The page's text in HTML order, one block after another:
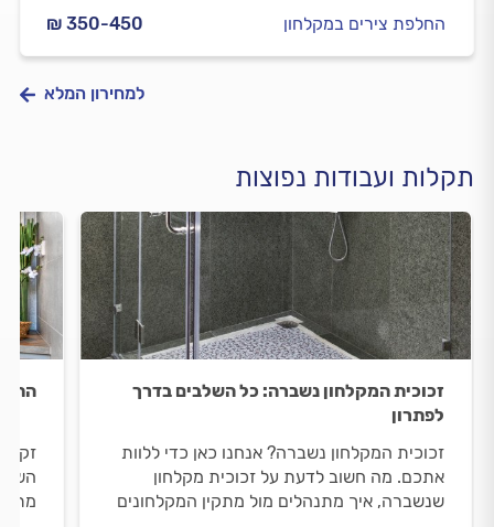
₪ 350-450
החלפת צירים במקלחון
למחירון המלא
תקלות ועבודות נפוצות
זכוכית המקלחון נשברה: כל השלבים בדרך
לפתרון
זכוכית המקלחון נשברה? אנחנו כאן כדי ללוות
אתכם. מה חשוב לדעת על זכוכית מקלחון
שנשברה, איך מתנהלים מול מתקין המקלחונים